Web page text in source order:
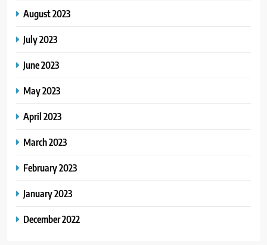
August 2023
July 2023
June 2023
May 2023
April 2023
March 2023
February 2023
January 2023
December 2022